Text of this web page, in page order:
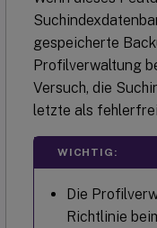
gespeicherte
Profilverwaltung
Versuch, die
letzte als
WICHTIG:
Die
Richtlinie